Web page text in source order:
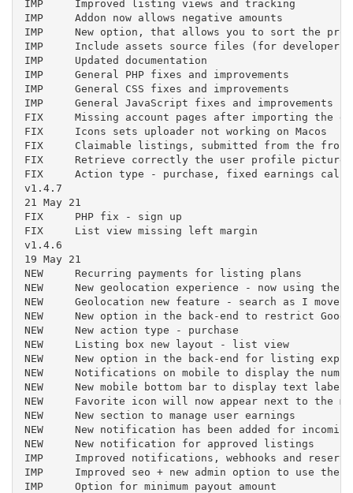
IMP	Improved listing views and tracking
IMP	Addon now allows negative amounts
IMP	New option, that allows you to sort the promoted listings randomly on top of your explore pages
IMP	Include assets source files (for developers)
IMP	Updated documentation
IMP	General PHP fixes and improvements
IMP	General CSS fixes and improvements
IMP	General JavaScript fixes and improvements
FIX	Missing account pages after importing the demo content
FIX	Icons sets uploader not working on Macos
FIX	Claimable listings, submitted from the front-end submission form, will appear as claimed
FIX	Retrieve correctly the user profile picture when suing a social sign in
FIX	Action type - purchase, fixed earnings calculation
v1.4.7
21 May 21
FIX	PHP fix - sign up
FIX	List view missing left margin
v1.4.6
19 May 21
NEW	Recurring payments for listing plans
NEW	New geolocation experience - now using the explore map bounds
NEW	Geolocation new feature - search as I move the map
NEW	New option in the back-end to restrict Google Places by country
NEW	New action type - purchase
NEW	Listing box new layout - list view
NEW	New option in the back-end for listing expiration date
NEW	Notifications on mobile to display the number of active site notifications
NEW	New mobile bottom bar to display text labels
NEW	Favorite icon will now appear next to the map markers
NEW	New section to manage user earnings
NEW	New notification has been added for incoming reviews
NEW	New notification for approved listings
IMP	Improved notifications, webhooks and reservation webhook - new pre-defined fields, now it is possible to use custom post meta field
IMP	Improved seo + new admin option to use the listing first gallery image as featured image
IMP	Option for minimum payout amount